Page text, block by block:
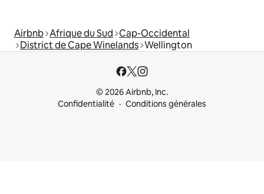
Airbnb Afrique du Sud Cap-Occidental
District de Cape Winelands Wellington
© 2026 Airbnb, Inc.
Confidentialité
Conditions générales